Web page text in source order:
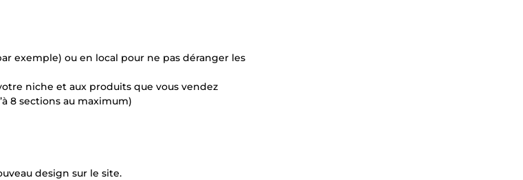
exemple) ou en local pour ne pas déranger les
niche et aux produits que vous vendez
8 sections au maximum)
design sur le site.